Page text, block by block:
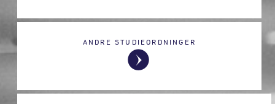
ANDRE STUDIEORDNINGER